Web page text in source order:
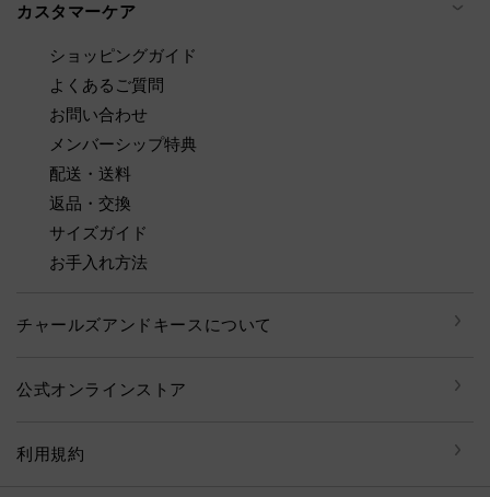
カスタマーケア
ショッピングガイド
よくあるご質問
お問い合わせ
メンバーシップ特典
配送・送料
返品・交換
サイズガイド
お手入れ方法
チャールズアンドキースについて
公式オンラインストア
利用規約